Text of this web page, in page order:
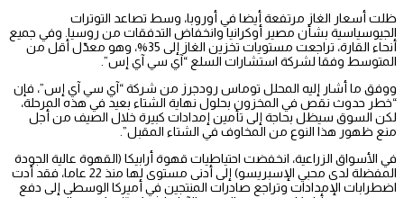
ظلت أسعار الغاز مرتفعة أيضا في أوروبا، وسط تصاعد التوترات
الجيوسياسية بشأن مصير أوكرانيا وانخفاض التدفقات من روسيا. وفي جميع
أنحاء القارة، تراجعت مستويات تخزين الغاز إلى 35%، وهو معدّل أقل من
المتوسط وفقا لشركة استشارات السلع “آي سي آي إس”.
ووفق ما أشار إليه المحلل توماس رودجرز من شركة “آي سي آي إس”، فإن
“خطر حدوث نقص في المخزون بحلول نهاية الشتاء بعيد في هذه المرحلة،
لكن السوق سيظل بحاجة إلى تأمين إمدادات كبيرة خلال الصيف من أجل
منع ظهور هذا النوع من المخاوف في الشتاء المقبل”.
في الأسواق الزراعية، انخفضت احتياطيات قهوة أرابيكا (القهوة عالية الجودة
المفضلة لدى محبي الإسبريسو) إلى أدنى مستوى لها منذ 22 عاما، فقد أدت
اضطرابات الإمدادات وتراجع صادرات المنتجين في أميركا الوسطى إلى دفع